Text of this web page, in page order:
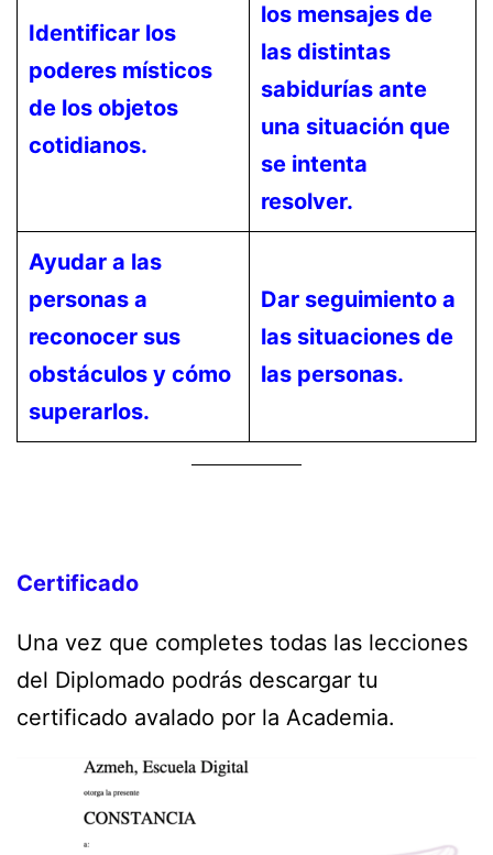
Identificar los
poderes místicos
de los objetos
cotidianos.
los mensajes de
las distintas
sabidurías ante
una situación que
se intenta
resolver.
Ayudar a las
personas a
reconocer sus
obstáculos y cómo
superarlos.
Dar seguimiento a
las situaciones de
las personas.
Certificado
Una vez que completes todas las lecciones
del Diplomado podrás descargar tu
certificado avalado por la Academia.